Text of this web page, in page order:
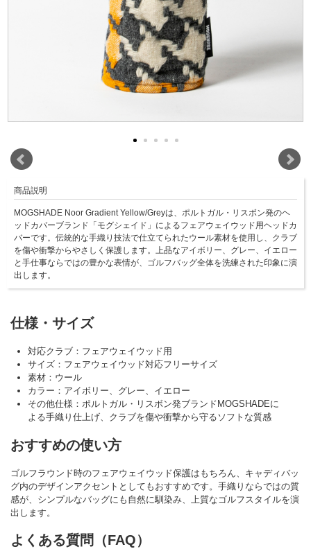
商品説明
MOGSHADE Noor Gradient Yellow/Greyは、ポルトガル・リスボン発のヘ
ッドカバーブランド「モグシェイド」によるフェアウェイウッド用ヘッドカ
バーです。伝統的な手織り技法で仕立てられたウール素材を使用し、クラブ
を傷や衝撃からやさしく保護します。上品なアイボリー、グレー、イエロー
と手仕事ならではの豊かな表情が、ゴルフバッグ全体を洗練された印象に演
出します。
仕様・サイズ
対応クラブ：フェアウェイウッド用
サイズ：フェアウェイウッド対応フリーサイズ
素材：ウール
カラー：アイボリー、グレー、イエロー
その他仕様：ポルトガル・リスボン発ブランドMOGSHADEに
よる手織り仕上げ、クラブを傷や衝撃から守るソフトな質感
おすすめの使い方
ゴルフラウンド時のフェアウェイウッド保護はもちろん、キャディバッ
グ内のデザインアクセントとしてもおすすめです。手織りならではの質
感が、シンプルなバッグにも自然に馴染み、上質なゴルフスタイルを演
出します。
よくある質問（FAQ）